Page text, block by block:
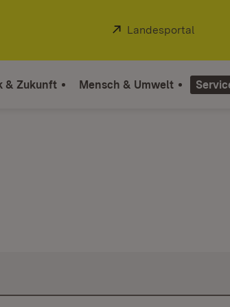
Extern:
Landesportal
& Zukunft Mensch & Umwelt